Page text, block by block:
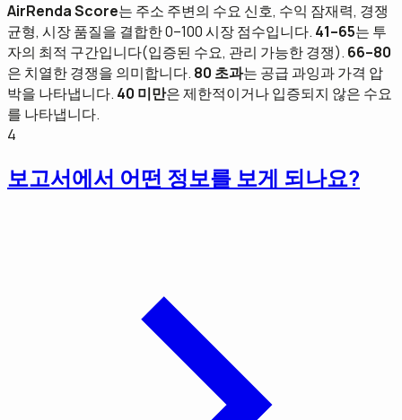
AirRenda Score는 주소 주변의 수요 신호, 수익 잠재력, 경쟁
균형, 시장 품질을 결합한 0–100 시장 점수입니다. 41–65는 투
자의 최적 구간입니다(입증된 수요, 관리 가능한 경쟁). 66–80
은 치열한 경쟁을 의미합니다. 80 초과는 공급 과잉과 가격 압
박을 나타냅니다. 40 미만은 제한적이거나 입증되지 않은 수요
를 나타냅니다.
4
보고서에서 어떤 정보를 보게 되나요?